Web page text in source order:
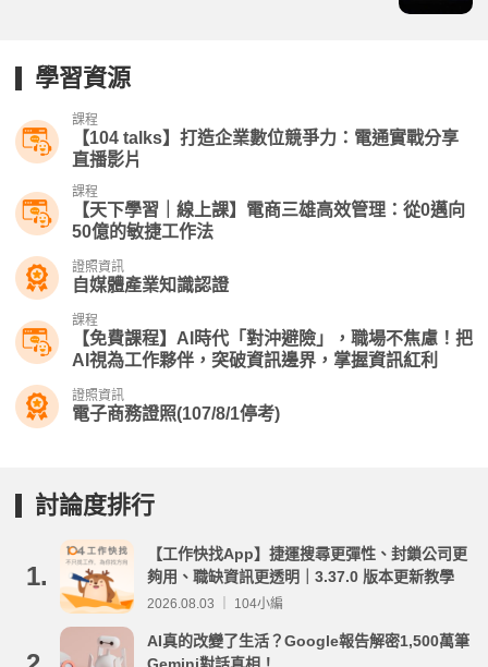
學習資源
課程
【104 talks】打造企業數位競爭力：電通實戰分享​
直播影片
課程
【天下學習｜線上課】電商三雄高效管理：從0邁向
50億的敏捷工作法
證照資訊
自媒體產業知識認證
課程
【免費課程】AI時代「對沖避險」，職場不焦慮！把
AI視為工作夥伴，突破資訊邊界，掌握資訊紅利
證照資訊
電子商務證照(107/8/1停考)
討論度排行
1.
【工作快找App】捷運搜尋更彈性、封鎖公司更
夠用、職缺資訊更透明｜3.37.0 版本更新教學
2026.08.03 ｜ 104小編
AI真的改變了生活？Google報告解密1,500萬筆
Gemini對話真相！